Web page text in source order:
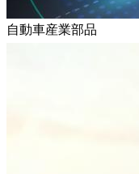
自動車産業部品